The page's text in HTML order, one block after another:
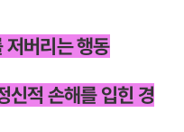
저버리는 행동
신적 손해를 입힌 경